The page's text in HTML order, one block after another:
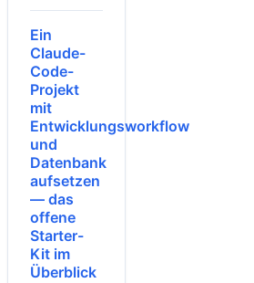
Ein
Claude-
Code-
Projekt
mit
Entwicklungsworkflow
und
Datenbank
aufsetzen
— das
offene
Starter-
Kit im
Überblick